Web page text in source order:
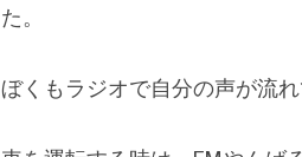
た。
ぼくもラジオで自分の声が流